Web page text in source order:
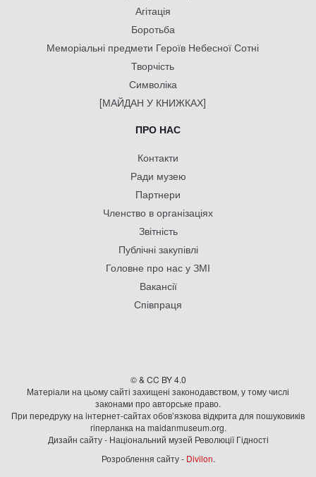
Агітація
Боротьба
Меморіальні предмети Героїв Небесної Сотні
Творчість
Символіка
[МАЙДАН У КНИЖКАХ]
ПРО НАС
Контакти
Ради музею
Партнери
Членство в організаціях
Звітність
Публічні закупівлі
Головне про нас у ЗМІ
Вакансії
Співпраця
© & CC BY 4.0
Матеріали на цьому сайті захищені законодавством, у тому числі
законами про авторське право.
При передруку на iнтернет-сайтах обов’язкова відкрита для пошуковиків
гiперланка на maidanmuseum.org.
Дизайн сайту - Національний музей Революції Гідності
Розроблення сайту - Divilon.